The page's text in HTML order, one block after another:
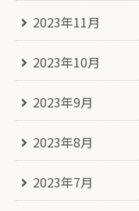
2023年11月
2023年10月
2023年9月
2023年8月
2023年7月